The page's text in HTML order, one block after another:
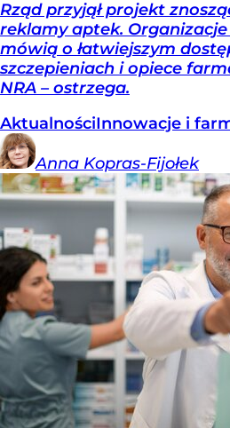
Rząd przyjął projekt
reklamy aptek.
mówią o łatwiejszym
szczepieniach i opiece
NRA – ostrzega.
AktualnościInnowacje i
Anna Kopras-Fijołek